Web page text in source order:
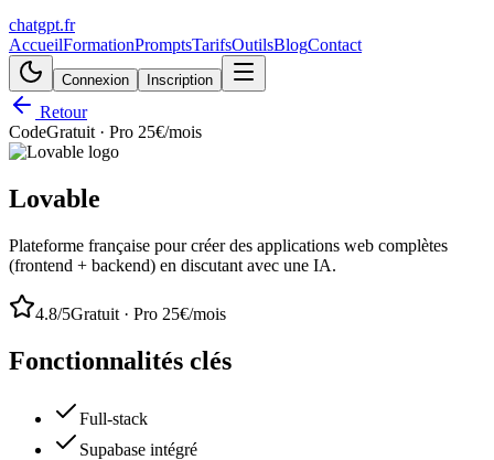
chatgpt.fr
AccueilFormationPromptsTarifsOutilsBlogContact
Connexion Inscription
Retour
CodeGratuit · Pro 25€/mois
Lovable
Plateforme française pour créer des applications web complètes
(frontend + backend) en discutant avec une IA.
4.8/5Gratuit · Pro 25€/mois
Fonctionnalités clés
Full-stack
Supabase intégré